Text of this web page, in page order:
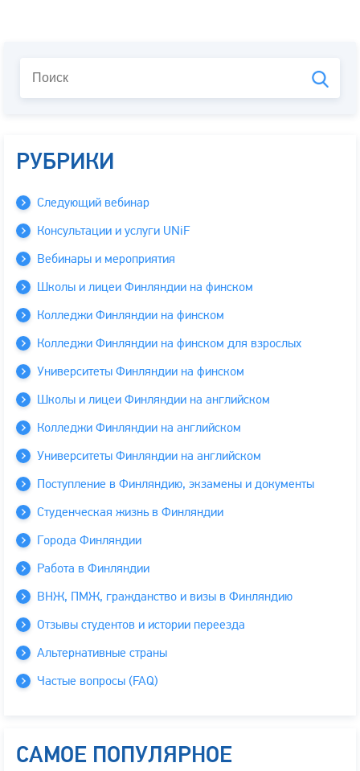
РУБРИКИ
Следующий вебинар
Консультации и услуги UNiF
Вебинары и мероприятия
Школы и лицеи Финляндии на финском
Колледжи Финляндии на финском
Колледжи Финляндии на финском для взрослых
Университеты Финляндии на финском
Школы и лицеи Финляндии на английском
Колледжи Финляндии на английском
Университеты Финляндии на английском
Поступление в Финляндию, экзамены и документы
Студенческая жизнь в Финляндии
Города Финляндии
Работа в Финляндии
ВНЖ, ПМЖ, гражданство и визы в Финляндию
Отзывы студентов и истории переезда
Альтернативные страны
Частые вопросы (FAQ)
САМОЕ ПОПУЛЯРНОЕ